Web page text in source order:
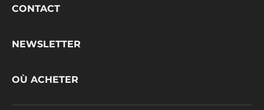
Footer
CONTACT
NEWSLETTER
OÙ ACHETER